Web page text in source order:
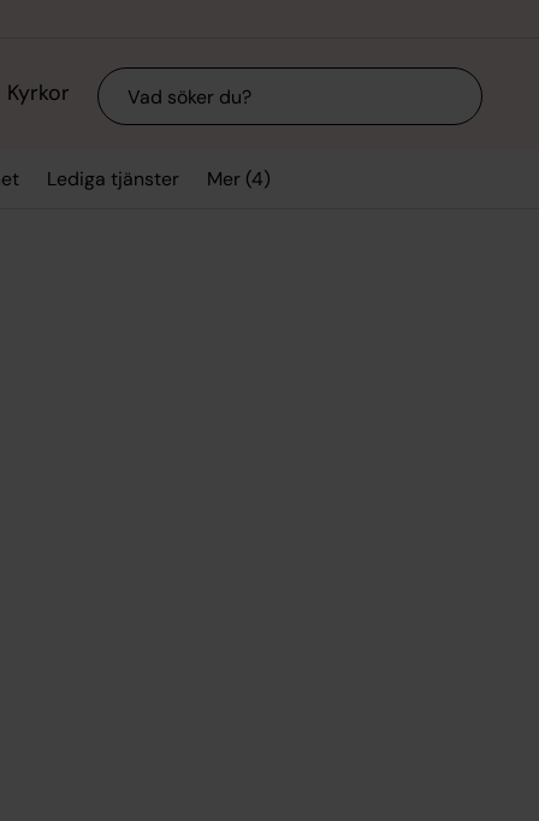
Kyrkor Sök
Lediga tjänster Mer (4)